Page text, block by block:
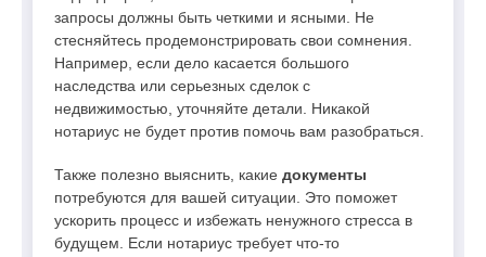
запросы должны быть четкими и ясными. Не
стесняйтесь продемонстрировать свои сомнения.
Например, если дело касается большого
наследства или серьезных сделок с
недвижимостью, уточняйте детали. Никакой
нотариус не будет против помочь вам разобраться.
Также полезно выяснить, какие документы
потребуются для вашей ситуации. Это поможет
ускорить процесс и избежать ненужного стресса в
будущем. Если нотариус требует что-то